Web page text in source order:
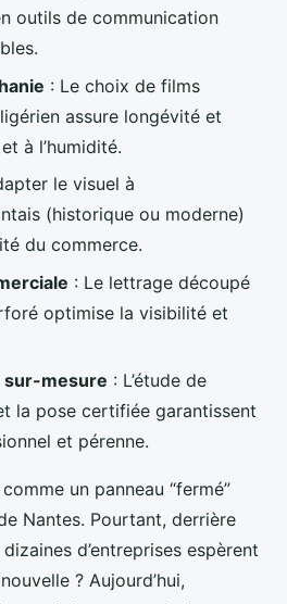
outils de communication
: Le choix de films
assure longévité et
à l’humidité.
le visuel à
(historique ou moderne)
du commerce.
: Le lettrage découpé
optimise la visibilité et
sur-mesure : L’étude de
la pose certifiée garantissent
et pérenne.
un panneau “fermé”
Nantes. Pourtant, derrière
d’entreprises espèrent
? Aujourd’hui,